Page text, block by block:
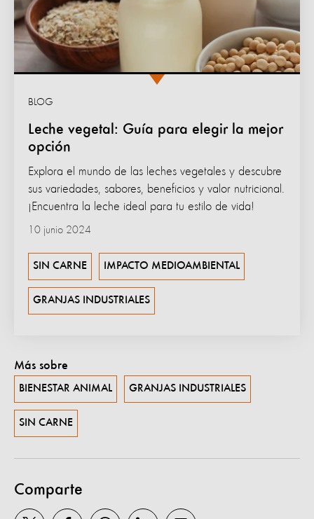
Leche vegetal: Guía para elegir la mejor
opción
BLOG
Explora el mundo de las leches vegetales y descubre
sus variedades, sabores, beneficios y valor nutricional.
¡Encuentra la leche ideal para tu estilo de vida!
10 junio 2024
SIN CARNE IMPACTO MEDIOAMBIENTAL
GRANJAS INDUSTRIALES
Más sobre
BIENESTAR ANIMAL GRANJAS INDUSTRIALES
SIN CARNE
Comparte